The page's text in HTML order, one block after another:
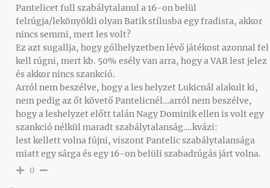
Pantelicet full szabálytalanul a 16-on belül
felrúgja/lekönyökli olyan Batik stílusba egy fradista, akkor
nincs semmi, mert les volt?
Ez azt sugallja, hogy gólhelyzetben lévő játékost azonnal fel
kell rúgni, mert kb. 50% esély van arra, hogy a VAR lest jelez
és akkor nincs szankció.
Arról nem beszélve, hogy a les helyzet Lukicnál alakult ki,
nem pedig az őt követő Pantelicnél…arról nem beszélve,
hogy a leshelyzet előtt talán Nagy Dominik ellen is volt egy
szankció nélkül maradt szabálytalanság….kvázi:
lest kellett volna fújni, viszont Pantelic szabálytalansága
miatt egy sárga és egy 16-on belüli szabadrúgás járt volna.
0